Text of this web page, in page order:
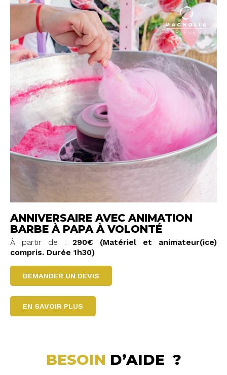
ANNIVERSAIRE AVEC ANIMATION
BARBE À PAPA À VOLONTÉ
À partir de : 290€ (Matériel et animateur(ice)
compris. Durée 1h30)
DEMANDER UN DEVIS
EN SAVOIR PLUS
BESOIN D’AIDE ?